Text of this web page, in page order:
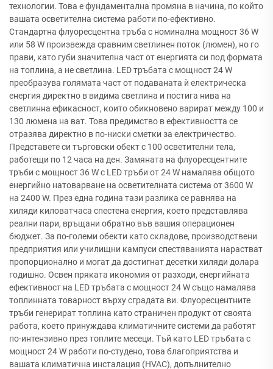
технологии. Това е фундаментална промяна в начина, по който
вашата осветителна система работи по-ефективно.
Стандартна флуоресцентна тръба с номинална мощност 36 W
или 58 W произвежда сравним светлинен поток (люмен), но го
прави, като губи значителна част от енергията си под формата
на топлина, а не светлина. LED тръбата с мощност 24 W
преобразува голямата част от подаваната ѝ електрическа
енергия директно в видима светлина и постига нива на
светлинна ефикасност, които обикновено варират между 100 и
130 люмена на ват. Това предимство в ефективността се
отразява директно в по-ниски сметки за електричество.
Представете си търговски обект с 100 осветителни тела,
работещи по 12 часа на ден. Замяната на флуоресцентните
тръби с мощност 36 W с LED тръби от 24 W намалява общото
енергийно натоварване на осветителната система от 3600 W
на 2400 W. През една година тази разлика се равнява на
хиляди киловатчаса спестена енергия, което представлява
реални пари, връщани обратно във вашия операционен
бюджет. За по-големи обекти като складове, производствени
предприятия или училищни кампуси спестяванията нарастват
пропорционално и могат да достигнат десетки хиляди долара
годишно. Освен пряката икономия от разходи, енергийната
ефективност на LED тръбата с мощност 24 W също намалява
топлинната товарност върху сградата ви. Флуоресцентните
тръби генерират топлина като страничен продукт от своята
работа, което принуждава климатичните системи да работят
по-интензивно през топлите месеци. Тъй като LED тръбата с
мощност 24 W работи по-студено, това благоприятства и
вашата климатична инсталация (HVAC), допълнително